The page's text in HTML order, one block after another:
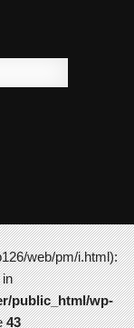
web/pm/i.html):
public_html/wp-
43